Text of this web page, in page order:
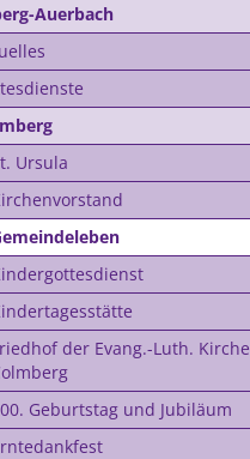
Auerbach
Ursula
der Evang.-Luth.
Geburtstag und Jubiläum